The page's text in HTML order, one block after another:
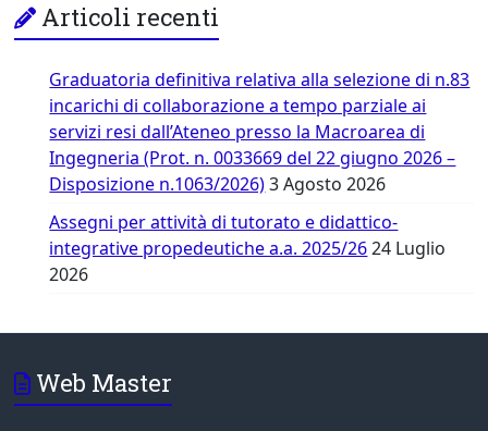
Articoli recenti
Graduatoria definitiva relativa alla selezione di n.83
incarichi di collaborazione a tempo parziale ai
servizi resi dall’Ateneo presso la Macroarea di
Ingegneria (Prot. n. 0033669 del 22 giugno 2026 –
Disposizione n.1063/2026) 3 Agosto 2026
Assegni per attività di tutorato e didattico-
integrative propedeutiche a.a. 2025/26 24 Luglio
2026
Web Master